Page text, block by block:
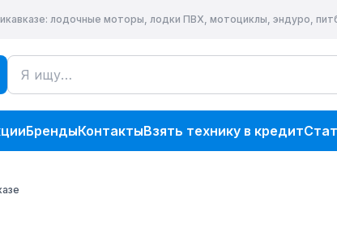
: лодочные моторы, лодки ПВХ, мотоциклы, эндуро,
БрендыКонтактыВзять технику в кредит